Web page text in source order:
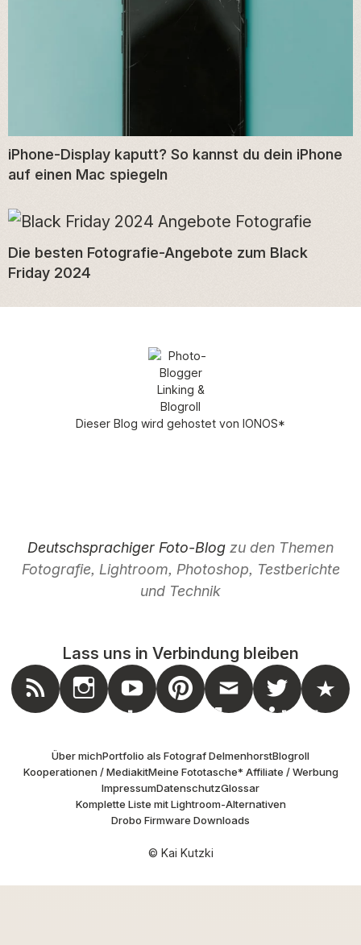
iPhone-Display kaputt? So kannst du dein iPhone
auf einen Mac spiegeln
Die besten Fotografie-Angebote zum Black
Friday 2024
Dieser Blog wird gehostet von IONOS*
Deutschsprachiger Foto-Blog zu den Themen
Fotografie, Lightroom, Photoshop, Testberichte
und Technik
Lass uns in Verbindung bleiben
Youtube
Pinterest
Mail
Twitter
Über michPortfolio als Fotograf DelmenhorstBlogroll
Kooperationen / MediakitMeine Fototasche* Affiliate / Werbung
ImpressumDatenschutzGlossar
Komplette Liste mit Lightroom-Alternativen
Drobo Firmware Downloads
© Kai Kutzki